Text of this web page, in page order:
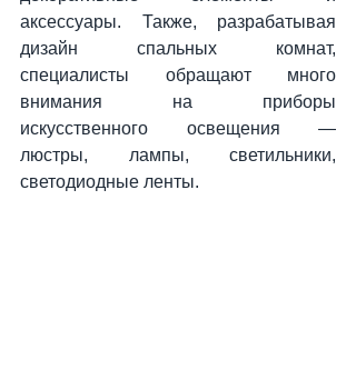
аксессуары. Также, разрабатывая
дизайн спальных комнат,
специалисты обращают много
внимания на приборы
искусственного освещения —
люстры, лампы, светильники,
светодиодные ленты.